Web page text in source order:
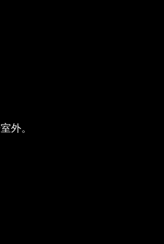
外。